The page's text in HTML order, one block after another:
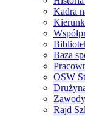
Kadra
Baza
OSW
Rajd